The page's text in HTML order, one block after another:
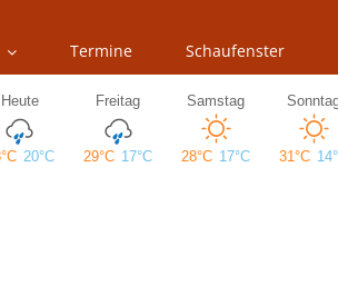
Termine Schaufenster